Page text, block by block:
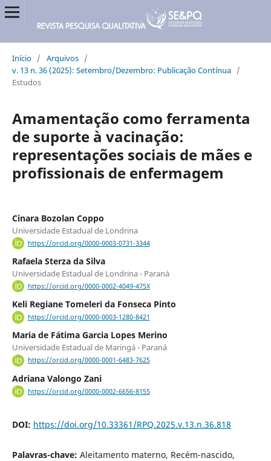
Início / Arquivos /
v. 13 n. 36 (2025): Setembro/Dezembro: Publicação Contínua /
Estudos
Amamentação como ferramenta
de suporte à vacinação:
representações sociais de mães e
profissionais de enfermagem
Cinara Bozolan Coppo
Universidade Estadual de Londrina
https://orcid.org/0000-0003-0731-3344
Rafaela Sterza da Silva
Universidade Estadual de Londrina - Paraná
https://orcid.org/0000-0002-4049-475X
Keli Regiane Tomeleri da Fonseca Pinto
https://orcid.org/0000-0003-1280-8421
Maria de Fátima Garcia Lopes Merino
Universidade Estadual de Maringá - Paraná
https://orcid.org/0000-0001-6483-7625
Adriana Valongo Zani
https://orcid.org/0000-0002-6656-8155
DOI: https://doi.org/10.33361/RPQ.2025.v.13.n.36.818
Palavras-chave: Aleitamento materno, Recém-nascido,